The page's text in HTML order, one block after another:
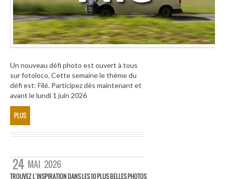
Un nouveau défi photo est ouvert à tous
sur fotoloco. Cette semaine le thème du
défi est: Filé. Participez dès maintenant et
avant le lundi 1 juin 2026
PLUS
24 MAI 2026
TROUVEZ L’INSPIRATION DANS LES 10 PLUS BELLES PHOTOS